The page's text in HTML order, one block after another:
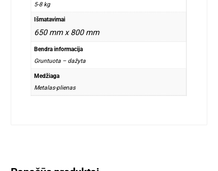
5-8 kg
Išmatavimai
650 mm x 800 mm
Bendra informacija
Gruntuota – dažyta
Medžiaga
Metalas-plienas